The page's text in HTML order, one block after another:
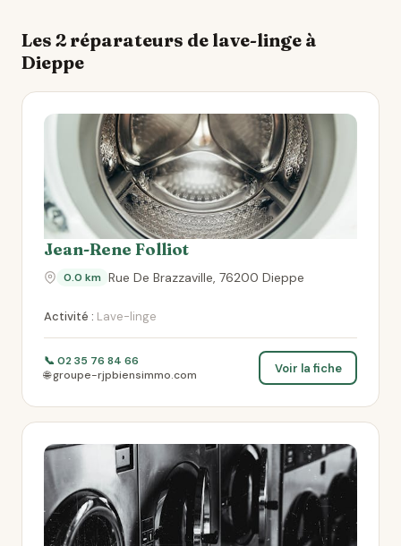
Les 2 réparateurs de lave-linge à
Dieppe
Jean-Rene Folliot
0.0 km Rue De Brazzaville, 76200 Dieppe
Activité : Lave-linge
📞 02 35 76 84 66
🌐 groupe-rjpbiensimmo.com
Voir la fiche